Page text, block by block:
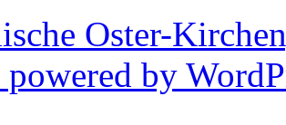
Oster-
by